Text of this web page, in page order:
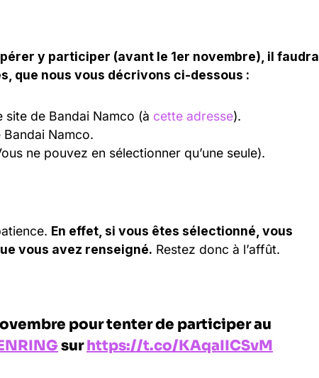
y participer (avant le 1er novembre), il faudra
que nous vous décrivons ci-dessous :
site de Bandai Namco (à cette adresse).
Namco.
ne pouvez en sélectionner qu’une seule).
En effet, si vous êtes sélectionné, vous
vous avez renseigné. Restez donc à l’affût.
pour tenter de participer au
surhttps://t.co/KAqaIICSvM